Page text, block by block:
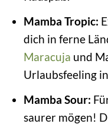
Mamba Tropic:
dich in ferne
Maracuja und
Urlaubsfeeling
Mamba Sour:
saurer mögen!